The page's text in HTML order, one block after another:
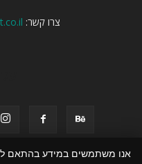
צרו קשר:
אנו משתמשים במידע בהתאם